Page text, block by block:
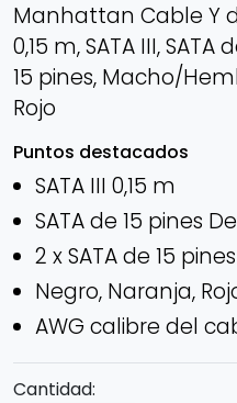
Manhattan Cable Y
0,15 m, SATA III, SATA
15 pines, Macho/
Rojo
Puntos destacados
SATA III 0,15 m
SATA de 15 pines
2 x SATA de 15
Negro, Naranja,
AWG calibre del
Cantidad: